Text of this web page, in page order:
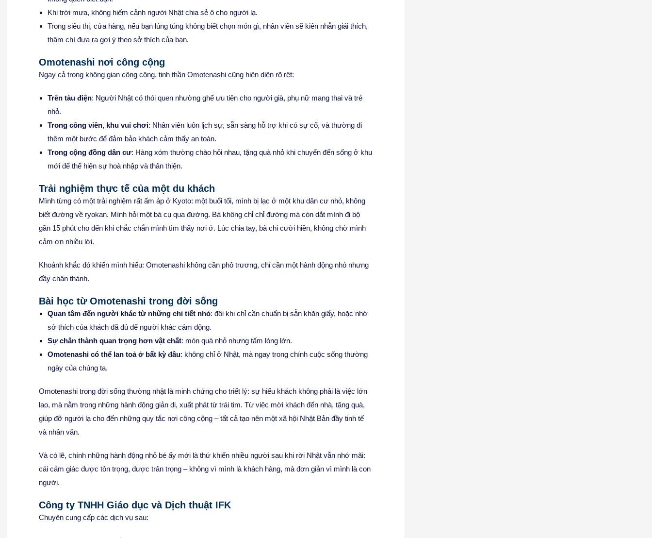
Khi trời mưa, không hiếm cảnh người Nhật chia sẻ ô cho người lạ.
Trong siêu thị, cửa hàng, nếu bạn lúng túng không biết chọn món gì, nhân viên sẽ kiên nhẫn giải thích,
thậm chí đưa ra gợi ý theo sở thích của bạn.
Omotenashi nơi công cộng
Ngay cả trong không gian công cộng, tinh thần Omotenashi cũng hiện diện rõ rệt:
Trên tàu điện: Người Nhật có thói quen nhường ghế ưu tiên cho người già, phụ nữ mang thai và trẻ
nhỏ.
Trong công viên, khu vui chơi: Nhân viên luôn lịch sự, sẵn sàng hỗ trợ khi có sự cố, và thường đi
thêm một bước để đảm bảo khách cảm thấy an toàn.
Trong cộng đồng dân cư: Hàng xóm thường chào hỏi nhau, tặng quà nhỏ khi chuyển đến sống ở khu
mới để thể hiện sự hoà nhập và thân thiện.
Trải nghiệm thực tế của một du khách
Mình từng có một trải nghiệm rất ấm áp ở Kyoto: một buổi tối, mình bị lạc ở một khu dân cư nhỏ, không
biết đường về ryokan. Mình hỏi một bà cụ qua đường. Bà không chỉ chỉ đường mà còn dắt mình đi bộ
gần 15 phút cho đến khi chắc chắn mình tìm thấy nơi ở. Lúc chia tay, bà chỉ cười hiền, không chờ mình
cảm ơn nhiều lời.
Khoảnh khắc đó khiến mình hiểu: Omotenashi không cần phô trương, chỉ cần một hành động nhỏ nhưng
đầy chân thành.
Bài học từ Omotenashi trong đời sống
Quan tâm đến người khác từ những chi tiết nhỏ: đôi khi chỉ cần chuẩn bị sẵn khăn giấy, hoặc nhớ
sở thích của khách đã đủ để người khác cảm động.
Sự chân thành quan trọng hơn vật chất: món quà nhỏ nhưng tấm lòng lớn.
Omotenashi có thể lan toả ở bất kỳ đâu: không chỉ ở Nhật, mà ngay trong chính cuộc sống thường
ngày của chúng ta.
Omotenashi trong đời sống thường nhật là minh chứng cho triết lý: sự hiếu khách không phải là việc lớn
lao, mà nằm trong những hành động giản dị, xuất phát từ trái tim. Từ việc mời khách đến nhà, tặng quà,
giúp đỡ người lạ cho đến những quy tắc nơi công cộng – tất cả tạo nên một xã hội Nhật Bản đầy tinh tế
và nhân văn.
Và có lẽ, chính những hành động nhỏ bé ấy mới là thứ khiến nhiều người sau khi rời Nhật vẫn nhớ mãi:
cái cảm giác được tôn trọng, được trân trọng – không vì mình là khách hàng, mà đơn giản vì mình là con
người.
Công ty TNHH Giáo dục và Dịch thuật IFK
Chuyên cung cấp các dịch vụ sau: